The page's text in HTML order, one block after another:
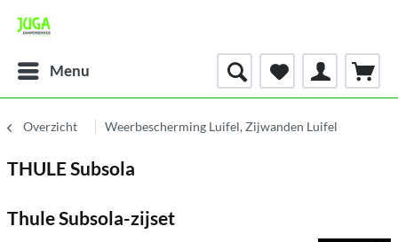
Menu
Overzicht Weerbescherming Luifel, Zijwanden Luifel
THULE Subsola
Thule Subsola-zijset